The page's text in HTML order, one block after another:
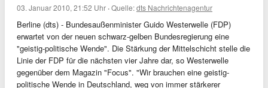
03. Januar 2010, 21:52 Uhr ·Quelle:dts Nachrichtenagentur
Berline (dts) - Bundesaußenminister Guido Westerwelle (FDP)
erwartet von der neuen schwarz-gelben Bundesregierung eine
"geistig-politische Wende". Die Stärkung der Mittelschicht stelle die
Linie der FDP für die nächsten vier Jahre dar, so Westerwelle
gegenüber dem Magazin "Focus". "Wir brauchen eine geistig-
politische Wende in Deutschland, weg von immer stärkerer